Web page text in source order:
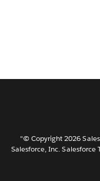
"© Copyright 2026
Salesforce, Inc. Salesforce